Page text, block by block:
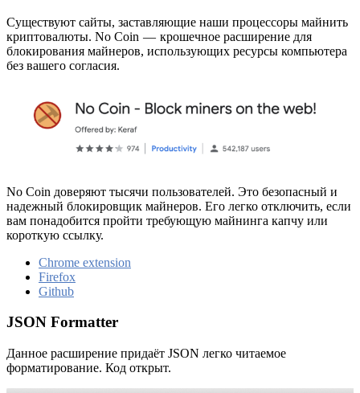
Существуют сайты, заставляющие наши процессоры майнить
криптовалюты. No Coin — крошечное расширение для
блокирования майнеров, использующих ресурсы компьютера
без вашего согласия.
No Coin доверяют тысячи пользователей. Это безопасный и
надежный блокировщик майнеров. Его легко отключить, если
вам понадобится пройти требующую майнинга капчу или
короткую ссылку.
Chrome extension
Firefox
Github
JSON Formatter
Данное расширение придаёт JSON легко читаемое
форматирование. Код открыт.